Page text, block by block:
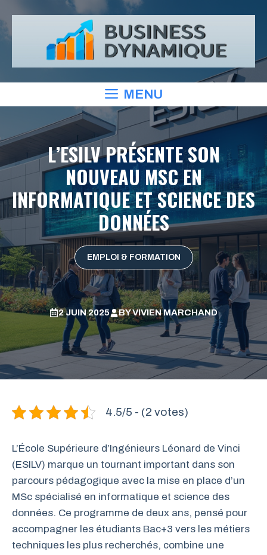
au
contenu
MENU
L’ESILV PRÉSENTE SON
NOUVEAU MSC EN
INFORMATIQUE ET SCIENCE DES
DONNÉES
EMPLOI & FORMATION
2 JUIN 2025 BYVIVIEN MARCHAND
4.5/5 - (2 votes)
L’École Supérieure d’Ingénieurs Léonard de Vinci
(ESILV) marque un tournant important dans son
parcours pédagogique avec la mise en place d’un
MSc spécialisé en informatique et science des
données. Ce programme de deux ans, pensé pour
accompagner les étudiants Bac+3 vers les métiers
techniques les plus recherchés, combine une